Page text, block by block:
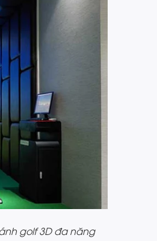
golf 3D đa năng